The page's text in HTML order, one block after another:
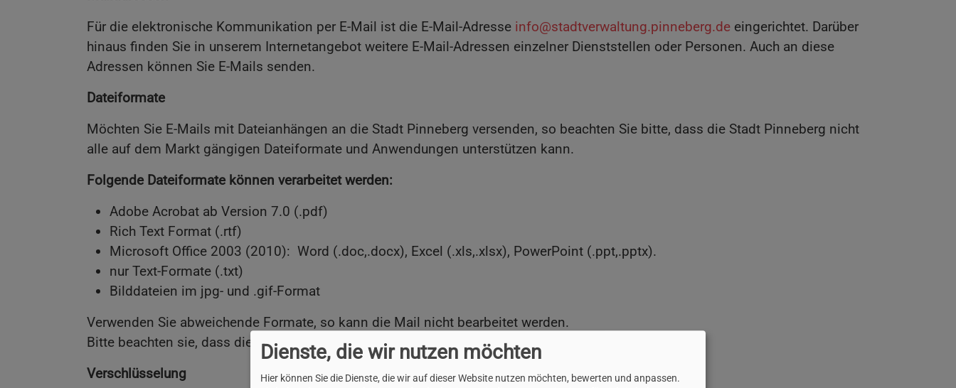
Für die elektronische Kommunikation per E-Mail ist die E-Mail-Adresse info@stadtverwaltung.pinneberg.de eingerichtet. Darüber
hinaus finden Sie in unserem Internetangebot weitere E-Mail-Adressen einzelner Dienststellen oder Personen. Auch an diese
Adressen können Sie E-Mails senden.
Dateiformate
Möchten Sie E-Mails mit Dateianhängen an die Stadt Pinneberg versenden, so beachten Sie bitte, dass die Stadt Pinneberg nicht
alle auf dem Markt gängigen Dateiformate und Anwendungen unterstützen kann.
Folgende Dateiformate können verarbeitet werden:
Adobe Acrobat ab Version 7.0 (.pdf)
Rich Text Format (.rtf)
Microsoft Office 2003 (2010): Word (.doc,.docx), Excel (.xls,.xlsx), PowerPoint (.ppt,.pptx).
nur Text-Formate (.txt)
Bilddateien im jpg- und .gif-Format
Verwenden Sie abweichende Formate, so kann die Mail nicht bearbeitet werden.
Bitte beachten sie, dass die Liste regelmäßig aktualisiert wird.
Verschlüsselung
Dienste, die wir nutzen möchten
Hier können Sie die Dienste, die wir auf dieser Website nutzen möchten, bewerten und anpassen.